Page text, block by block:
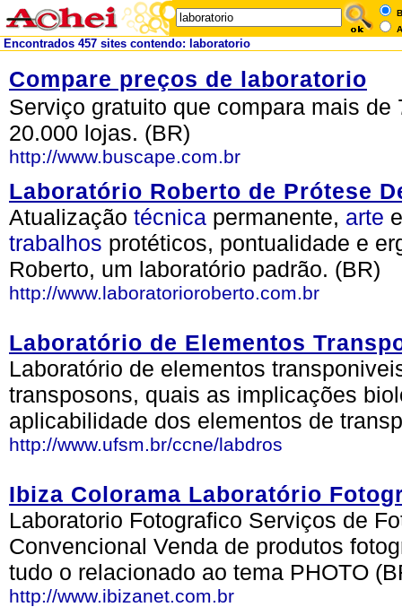
Encontrados 457 sites contendo: laboratorio
Compare preços de laboratorio
Serviço gratuito que compara mais
20.000 lojas. (BR)
http://www.buscape.com.br
Laboratório Roberto de Prótese
Atualização técnica permanente, arte
trabalhos protéticos, pontualidade e
Roberto, um laboratório padrão. (BR)
http://www.laboratorioroberto.com.br
Laboratório de Elementos
Laboratório de elementos
transposons, quais as implicações
aplicabilidade dos elementos de
http://www.ufsm.br/ccne/labdros
Ibiza Colorama Laboratório
Laboratorio Fotografico Serviços de
Convencional Venda de produtos
tudo o relacionado ao tema PHOTO
http://www.ibizanet.com.br